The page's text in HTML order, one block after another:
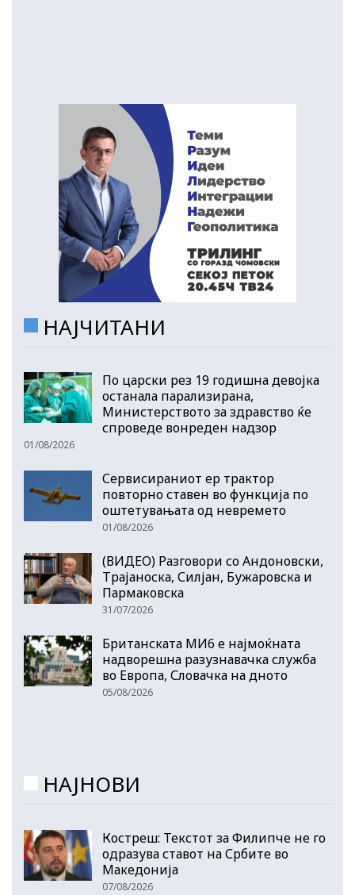
НАЈЧИТАНИ
По царски рез 19 годишна девојка
останала парализирана,
Министерството за здравство ќе
спроведе вонреден надзор
01/08/2026
Сервисираниот ер трактор
повторно ставен во функција по
оштетувањата од невремето
01/08/2026
(ВИДЕО) Разговори со Андоновски,
Трајаноска, Силјан, Бужаровска и
Пармаковска
31/07/2026
Британската МИ6 е најмоќната
надворешна разузнавачка служба
во Европа, Словачка на дното
05/08/2026
НАЈНОВИ
Костреш: Текстот за Филипче не го
одразува ставот на Србите во
Македонија
07/08/2026